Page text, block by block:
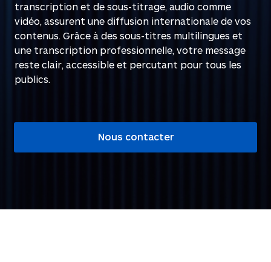
transcription et de sous-titrage, audio comme
vidéo, assurent une diffusion internationale de vos
contenus. Grâce à des sous-titres multilingues et
une transcription professionnelle, votre message
reste clair, accessible et percutant pour tous les
publics.
Nous contacter